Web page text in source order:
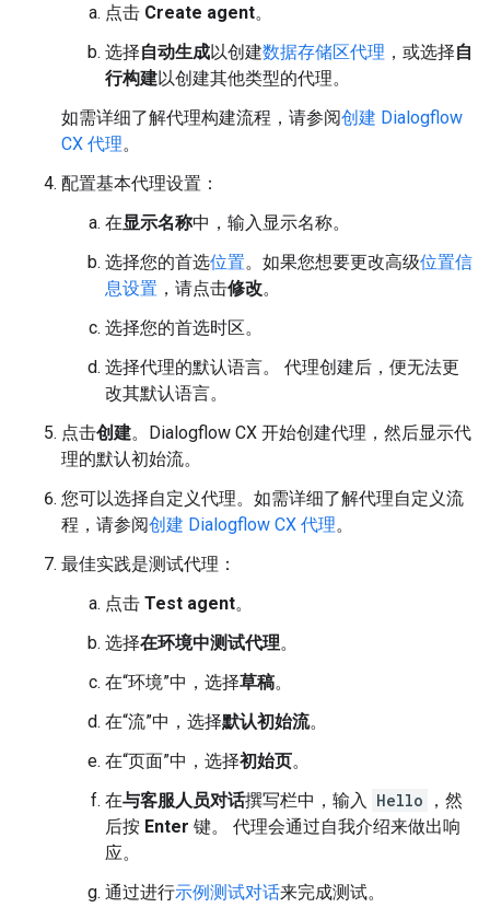
点击 Create agent。
选择自动生成以创建数据存储区代理 ，或选择自
行构建以创建其他类型的代理。
如需详细了解代理构建流程，请参阅创建 Dialogflow
CX 代理。
配置基本代理设置：
在显示名称中，输入显示名称。
选择您的首选位置。如果您想要更改高级位置信
息设置 ，请点击修改。
选择您的首选时区。
选择代理的默认语言。 代理创建后，便无法更
改其默认语言。
点击创建。Dialogflow CX 开始创建代理，然后显示代
理的默认初始流。
您可以选择自定义代理。如需详细了解代理自定义流
程，请参阅创建 Dialogflow CX 代理。
最佳实践是测试代理：
点击 Test agent。
选择在环境中测试代理。
在“环境”中，选择草稿。
在“流”中，选择默认初始流。
在“页面”中，选择初始页。
在与客服人员对话撰写栏中，输入 Hello
，然
后按 Enter 键。 代理会通过自我介绍来做出响
应。
通过进行示例测试对话来完成测试。